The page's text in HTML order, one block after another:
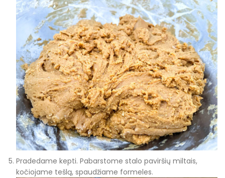
Pradedame kepti. Pabarstome stalo paviršių miltais,
kočiojame tešlą, spaudžiame formeles.